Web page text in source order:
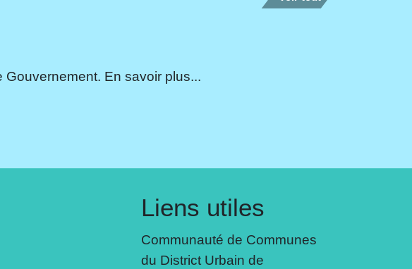
En savoir plus...
Liens utiles
Communauté de Communes
du District Urbain de